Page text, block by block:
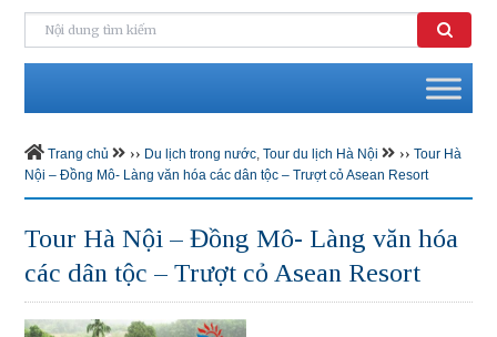
Trang chủ ›› Du lịch trong nước,Tour du lịch Hà Nội ›› Tour Hà
Nội – Đồng Mô- Làng văn hóa các dân tộc – Trượt cỏ Asean Resort
Tour Hà Nội – Đồng Mô- Làng văn hóa
các dân tộc – Trượt cỏ Asean Resort